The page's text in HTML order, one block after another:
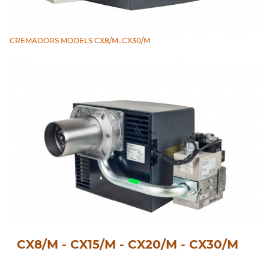
CREMADORS MODELS CX8/M..CX30/M
CX8/M - CX15/M - CX20/M - CX30/M